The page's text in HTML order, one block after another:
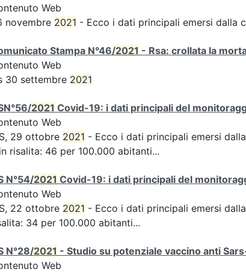
Web
novembre 2021 - Ecco i dati principali emersi dalla
Stampa N°46/2021 - Rsa: crollata la
Web
30 settembre 2021
2021 Covid-19: i dati principali del
Web
29 ottobre 2021 - Ecco i dati principali emersi
risalita: 46 per 100.000 abitanti...
N°54/2021 Covid-19: i dati principali del
Web
22 ottobre 2021 - Ecco i dati principali emersi
34 per 100.000 abitanti...
N°28/2021 - Studio su potenziale vaccino anti
Web